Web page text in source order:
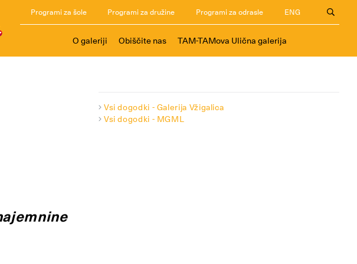
Programi za šole Programi za družine Programi za odrasle ENG
O galeriji Obiščite nas TAM-TAMova Ulična galerija
Vsi dogodki - Galerija Vžigalica
Vsi dogodki - MGML